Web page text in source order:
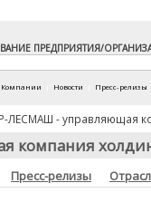
ПРЕДПРИЯТИЯ/
Компании Новости Пресс-релизы
- управляющая
Пресс-релизы